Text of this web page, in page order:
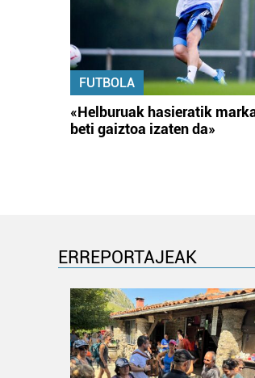
FUTBOLA
«Helburuak hasieratik
beti gaiztoa izaten da»
ERREPORTAJEAK